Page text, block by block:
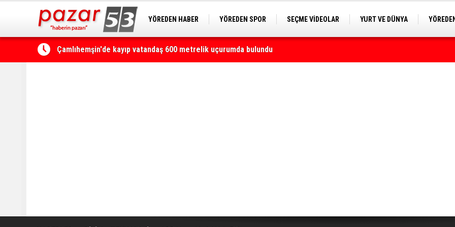
YÖREDEN HABER YÖREDEN SPOR SEÇME VİDEOLAR YURT VE DÜNYA
Kaçkarlar, UTMB heyecanına ikinci kez ev sahipliği yapacak